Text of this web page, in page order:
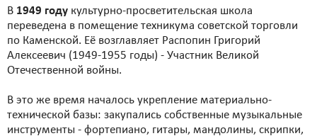
В 1949 году культурно-просветительская школа
переведена в помещение техникума советской торговли
по Каменской. Её возглавляет Распопин Григорий
Алексеевич (1949-1955 годы) - Участник Великой
Отечественной войны.
В это же время началось укрепление материально-
технической базы: закупались собственные музыкальные
инструменты - фортепиано, гитары, мандолины, скрипки,